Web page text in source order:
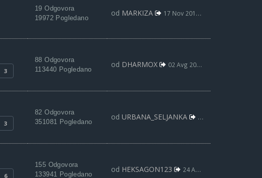
19 Odgovora
19972 Pogledano
od MARKIZA 17 Nov 2019, 12:45
3
88 Odgovora
113440 Pogledano
od DHARMOX 02 Avg 2019, 12:39
3
82 Odgovora
351081 Pogledano
od URBANA_SELJANKA 28 Jul 2019, 19:43
6
155 Odgovora
133941 Pogledano
od HEKSAGON123 24 Apr 2019, 20:57